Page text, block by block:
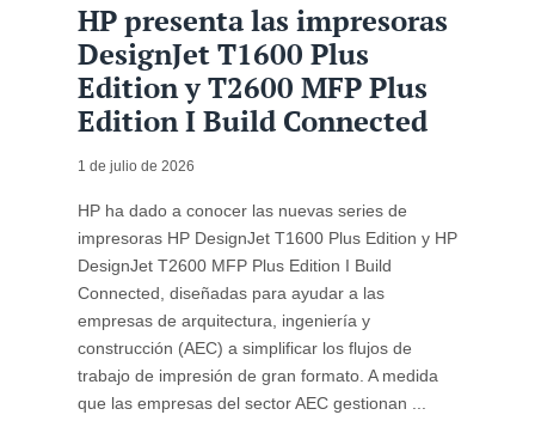
HP presenta las impresoras
DesignJet T1600 Plus
Edition y T2600 MFP Plus
Edition I Build Connected
1 de julio de 2026
HP ha dado a conocer las nuevas series de
impresoras HP DesignJet T1600 Plus Edition y HP
DesignJet T2600 MFP Plus Edition I Build
Connected, diseñadas para ayudar a las
empresas de arquitectura, ingeniería y
construcción (AEC) a simplificar los flujos de
trabajo de impresión de gran formato. A medida
que las empresas del sector AEC gestionan ...